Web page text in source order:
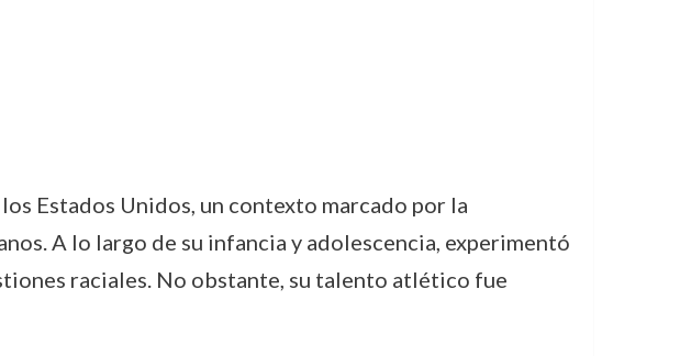
Estados Unidos, un contexto marcado por la
A lo largo de su infancia y adolescencia, experimentó
raciales. No obstante, su talento atlético fue